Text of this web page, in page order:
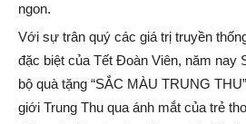
ngon.
Với sự trân quý các giá trị truyền
đặc biệt của Tết Đoàn Viên, năm nay
bộ quà tặng “SẮC MÀU TRUNG
giới Trung Thu qua ánh mắt của trẻ